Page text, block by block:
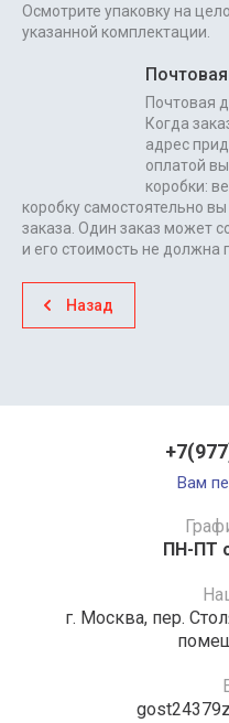
Осмотрите упаковку на
указанной комплектации.
Почтовая
Когда
адрес
оплатой
коробки:
коробку самостоятельно
заказа. Один заказ может
и его стоимость не должна
Назад
Вам
ПН-ПТ
г. Москва, пер.